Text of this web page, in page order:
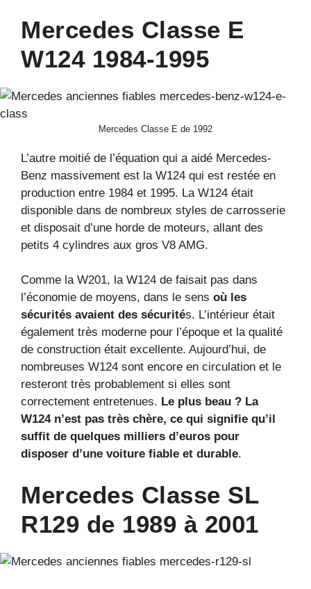
Mercedes Classe E
W124 1984-1995
Mercedes Classe E de 1992
L’autre moitié de l’équation qui a aidé Mercedes-
Benz massivement est la W124 qui est restée en
production entre 1984 et 1995. La W124 était
disponible dans de nombreux styles de carrosserie
et disposait d’une horde de moteurs, allant des
petits 4 cylindres aux gros V8 AMG.
Comme la W201, la W124 de faisait pas dans
l’économie de moyens, dans le sens où les
sécurités avaient des sécurités. L’intérieur était
également très moderne pour l’époque et la qualité
de construction était excellente. Aujourd’hui, de
nombreuses W124 sont encore en circulation et le
resteront très probablement si elles sont
correctement entretenues. Le plus beau ? La
W124 n’est pas très chère, ce qui signifie qu’il
suffit de quelques milliers d’euros pour
disposer d’une voiture fiable et durable.
Mercedes Classe SL
R129 de 1989 à 2001